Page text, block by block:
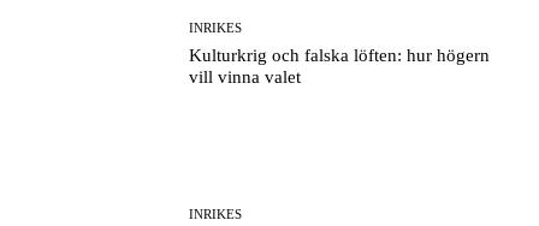
INRIKES
Kulturkrig och falska löften: hur högern
vill vinna valet
INRIKES